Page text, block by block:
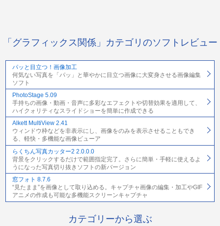
「グラフィックス関係」カテゴリのソフトレビュー
パッと目立つ！画像加工
何気ない写真を「パッ」と華やかに目立つ画像に大変身させる画像編集
ソフト
PhotoStage 5.09
手持ちの画像・動画・音声に多彩なエフェクトや切替効果を適用して、
ハイクォリティなスライドショーを簡単に作成できる
Alkett MultiView 2.41
ウィンドウ枠などを非表示にし、画像をのみを表示させることもでき
る、軽快・多機能な画像ビューア
らくちん写真カッター2 2.0.0.0
背景をクリックするだけで範囲指定完了。さらに簡単・手軽に使えるよ
うになった写真切り抜きソフトの新バージョン
窓フォト 8.7.6
“見たまま”を画像として取り込める。キャプチャ画像の編集・加工やGIF
アニメの作成も可能な多機能スクリーンキャプチャ
カテゴリーから選ぶ